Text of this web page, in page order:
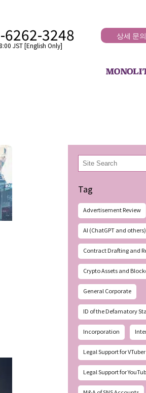
6262-3248
JST [English Only]
상세 문의
検
索
Tag
Advertisement Review
AI (ChatGPT and others)
Contract Drafting and
Crypto Assets and
General Corporate
ID of the Defamatory
Incorporation
Legal Support for VTuber
Legal Support for